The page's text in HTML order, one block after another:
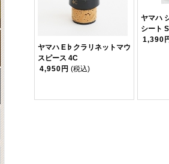
ヤマハ E♭クラリネットマウ
スピース 4C
4,950円 (税込)
ヤマハ
シート
1,390